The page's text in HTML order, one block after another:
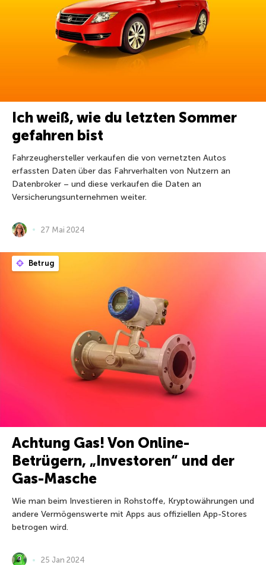
Ich weiß, wie du letzten Sommer
gefahren bist
Fahrzeughersteller verkaufen die von vernetzten Autos
erfassten Daten über das Fahrverhalten von Nutzern an
Datenbroker – und diese verkaufen die Daten an
Versicherungsunternehmen weiter.
27 Mai 2024
Betrug
Achtung Gas! Von Online-
Betrügern, „Investoren“ und der
Gas-Masche
Wie man beim Investieren in Rohstoffe, Kryptowährungen und
andere Vermögenswerte mit Apps aus offiziellen App-Stores
betrogen wird.
25 Jan 2024